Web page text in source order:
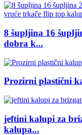
8 šupljina 16
dobra k...
Prozirni plastični
jeftini kalupi za
kalupa...